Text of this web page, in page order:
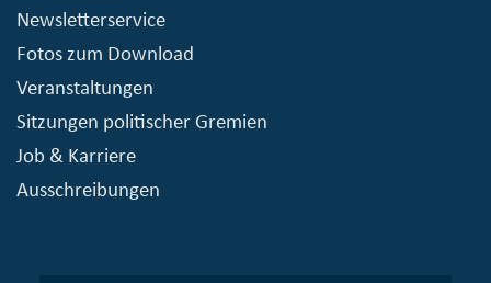
Newsletterservice
Fotos zum Download
Veranstaltungen
Sitzungen politischer Gremien
Job & Karriere
Ausschreibungen